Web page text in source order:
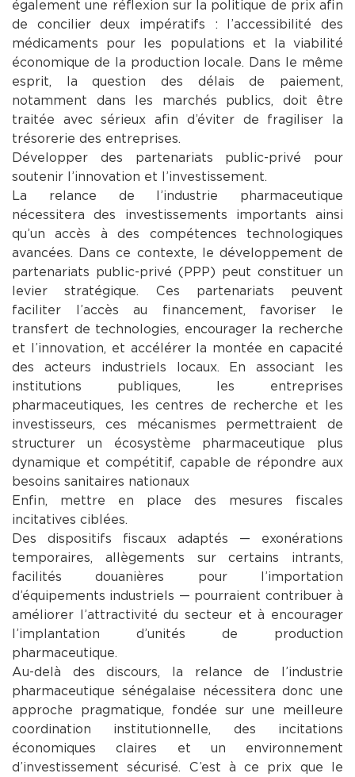
également une réflexion sur la politique de prix afin
de concilier deux impératifs : l’accessibilité des
médicaments pour les populations et la viabilité
économique de la production locale. Dans le même
esprit, la question des délais de paiement,
notamment dans les marchés publics, doit être
traitée avec sérieux afin d’éviter de fragiliser la
trésorerie des entreprises.
Développer des partenariats public-privé pour
soutenir l’innovation et l’investissement.
La relance de l’industrie pharmaceutique
nécessitera des investissements importants ainsi
qu’un accès à des compétences technologiques
avancées. Dans ce contexte, le développement de
partenariats public-privé (PPP) peut constituer un
levier stratégique. Ces partenariats peuvent
faciliter l’accès au financement, favoriser le
transfert de technologies, encourager la recherche
et l’innovation, et accélérer la montée en capacité
des acteurs industriels locaux. En associant les
institutions publiques, les entreprises
pharmaceutiques, les centres de recherche et les
investisseurs, ces mécanismes permettraient de
structurer un écosystème pharmaceutique plus
dynamique et compétitif, capable de répondre aux
besoins sanitaires nationaux
Enfin, mettre en place des mesures fiscales
incitatives ciblées.
Des dispositifs fiscaux adaptés — exonérations
temporaires, allègements sur certains intrants,
facilités douanières pour l’importation
d’équipements industriels — pourraient contribuer à
améliorer l’attractivité du secteur et à encourager
l’implantation d’unités de production
pharmaceutique.
Au-delà des discours, la relance de l’industrie
pharmaceutique sénégalaise nécessitera donc une
approche pragmatique, fondée sur une meilleure
coordination institutionnelle, des incitations
économiques claires et un environnement
d’investissement sécurisé. C’est à ce prix que le